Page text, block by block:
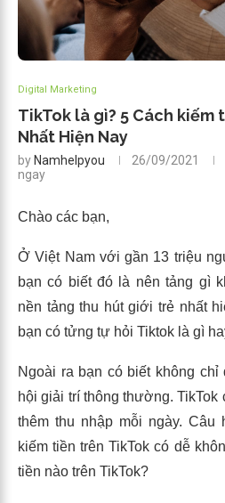
Digital Marketing
TikTok là gì? 5 Cách kiếm
Nhất Hiện Nay
by Namhelpyou 26/09/2021
ngay
Chào các bạn,
Ở Việt Nam với gần 13 triệu
bạn có biết đó là nên tảng gì
nền tảng thu hút giới trẻ nhất
bạn có tửng tự hỏi Tiktok là gì
Ngoài ra bạn có biết không
hội giải trí thông thường. TikTok
thêm thu nhập mỗi ngày.
kiếm tiền trên TikTok có dễ
tiền nào trên TikTok?